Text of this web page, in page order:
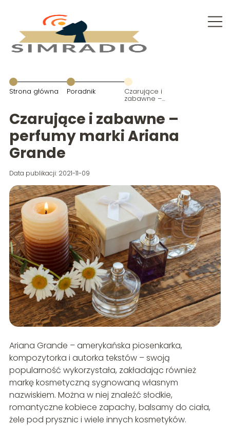
Strona główna Poradnik Czarujące i
zabawne –
Grande
Czarujące i zabawne –
perfumy marki Ariana
Grande
Data publikacji: 2021-11-09
Ariana Grande – amerykańska piosenkarka,
kompozytorka i autorka tekstów – swoją
popularność wykorzystała, zakładając również
markę kosmetyczną sygnowaną własnym
nazwiskiem. Można w niej znaleźć słodkie,
romantyczne kobiece zapachy, balsamy do ciała,
żele pod prysznic i wiele innych kosmetyków.